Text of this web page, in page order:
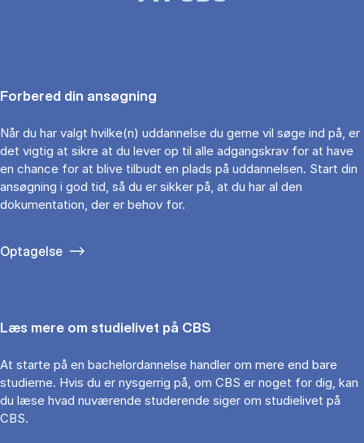
Forbered din ansøgning
Når du har valgt hvilke(n) uddannelse du gerne vil søge ind på, er
det vigtig at sikre at du lever op til alle adgangskrav for at have
en chance for at blive tilbudt en plads på uddannelsen. Start din
ansøgning i god tid, så du er sikker på, at du har al den
dokumentation, der er behov for.
Optagelse
Læs mere om studielivet på CBS
At starte på en bachelordannelse handler om mere end bare
studierne. Hvis du er nysgerrig på, om CBS er noget for dig, kan
du læse hvad nuværende studerende siger om studielivet på
CBS.